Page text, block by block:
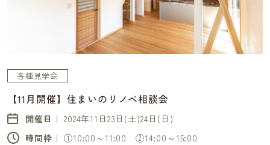
各種見学会
【11月開催】住まいのリノベ相談会
開催日｜ 2024年11日23日(土)24日(日)
時間枠｜ ①10:00～11:00 ②14:00～15:00